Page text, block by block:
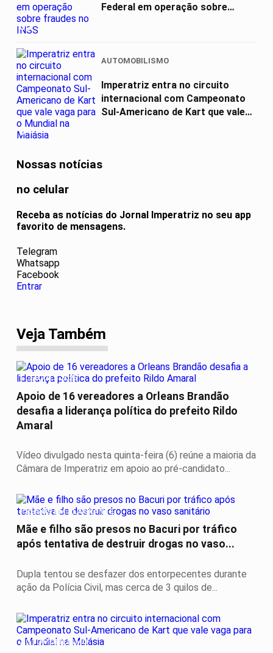
03
Federal em operação sobre
04
AUTOMOBILISMO
Imperatriz entra no circuito
internacional com Campeonato
Sul-Americano de Kart que vale
Nossas notícias
no celular
Receba as notícias do Jornal Imperatriz no seu app
favorito de mensagens.
Telegram
Whatsapp
Facebook
Entrar
Veja Também
ELEIÇÕES 2026
Apoio de 16 vereadores a Orleans Brandão
desafia a liderança política do prefeito Rildo
Amaral
Vídeo divulgado nesta quinta-feira (6) reúne a maioria da
Câmara de Imperatriz em apoio ao pré-candidato...
PRESOS EM FLAGRANTE
Mãe e filho são presos no Bacuri por tráfico
após tentativa de destruir drogas no vaso...
Dupla tentou se desfazer dos entorpecentes durante
ação da Polícia Civil, mas cerca de 3 quilos de...
AUTOMOBILISMO